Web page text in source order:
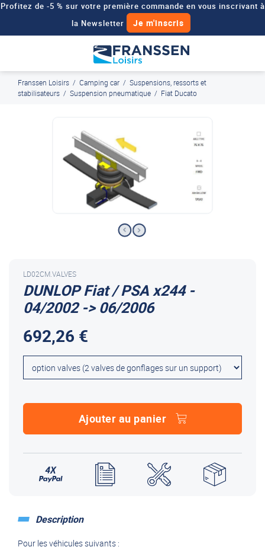
Profitez de -5 % sur votre première commande en vous inscrivant à
la Newsletter
Je m'inscris
Demander un devis
Paiement en ligne sécurisé, en 4x par Paypal J'en profite
Franssen Loisirs / Camping car / Suspensions, ressorts et
stabilisateurs / Suspension pneumatique / Fiat Ducato
DUNLOP Fiat / PSA x244 -
04/2002 -> 06/2006
LD02CM.VALVES
692,26 €
Ajouter au panier
Description
Pour les véhicules suivants :